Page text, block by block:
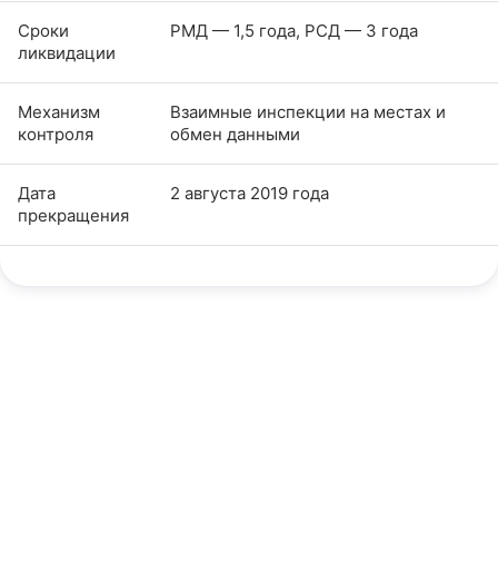
Сроки
ликвидации
РМД — 1,5 года, РСД — 3 года
Механизм
контроля
Взаимные инспекции на местах и
обмен данными
Дата
прекращения
2 августа 2019 года